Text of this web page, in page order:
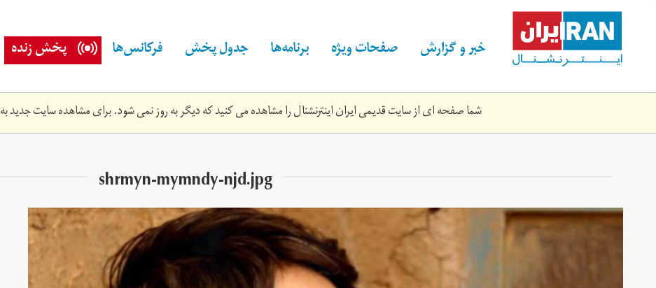
content خبر و گزارش صفحات ویژه برنامه‌ها جدول پخش فرکانس‌ها پخش زنده
شما صفحه ای از سایت قدیمی ایران اینترنشنال را مشاهده می کنید که دیگر به روز نمی شود. برای مشاهده سایت جدید به
shrmyn-mymndy-njd.jpg